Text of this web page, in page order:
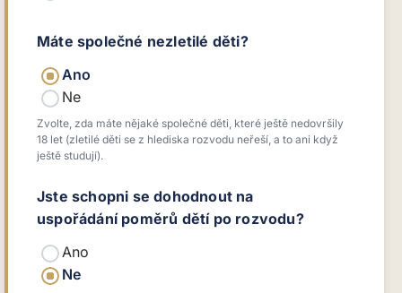
Máte společné nezletilé děti?
Ano
Ne
Zvolte, zda máte nějaké společné děti, které ještě nedovršily
18 let (zletilé děti se z hlediska rozvodu neřeší, a to ani když
ještě studují).
Jste schopni se dohodnout na
uspořádání poměrů dětí po rozvodu?
Ano
Ne